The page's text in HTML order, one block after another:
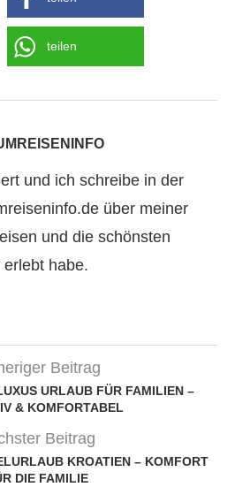
teilen
und ich schreibe in der
über meiner
und die schönsten
habe.
Beitrag
URLAUB FÜR FAMILIEN –
& KOMFORTABEL
Beitrag
KROATIEN – KOMFORT
DIE FAMILIE